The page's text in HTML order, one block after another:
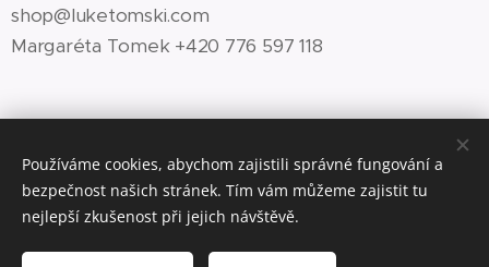
shop@luketomski.com
Margaréta Tomek +420 776 597 118‬
©Luke Tomski illustrationshop.cz 2026 Cookies
Používáme cookies, abychom zajistili správné fungování a
bezpečnost našich stránek. Tím vám můžeme zajistit tu
nejlepší zkušenost při jejich návštěvě.